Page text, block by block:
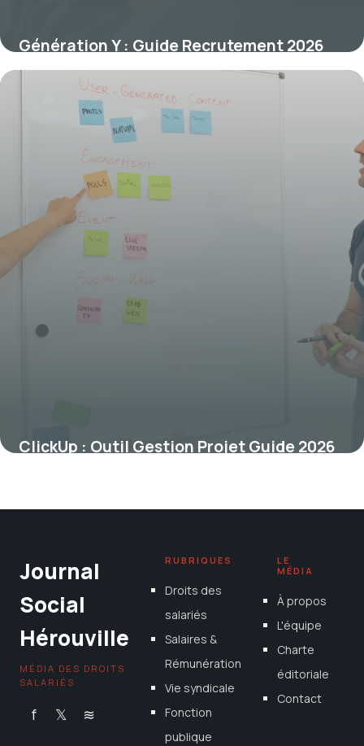
Génération Y : Guide Recrutement 2026
24 mai 2026
ClickUp : Outil Gestion Projet Guide 2026
Journal
Social
Hérouville
MÉDIA DES DROITS
SALARIÉS
f 𝕏 ≋
RUBRIQUES
Droits des
salariés
Salaires &
Rémunération
Vie syndicale
Fonction
publique
LE
MÉDIA
À propos
L'équipe
Charte
éditoriale
Contact